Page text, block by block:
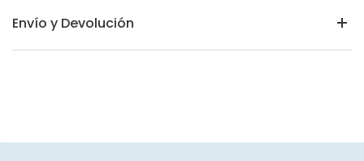
Envío y Devolución